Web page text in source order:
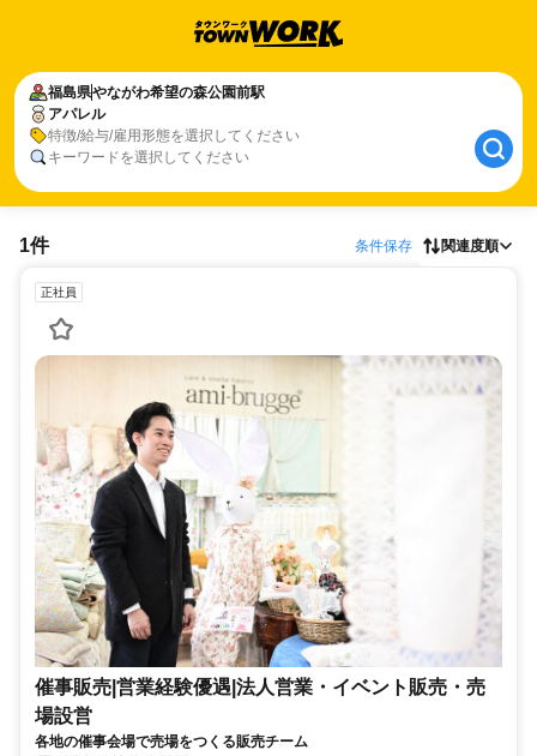
福島県やながわ希望の森公園前駅
アパレル
特徴/給与/雇用形態を選択してください
キーワードを選択してください
1件 条件保存 関連度順
正社員
催事販売|営業経験優遇|法人営業・イベント販売・売
場設営
各地の催事会場で売場をつくる販売チーム